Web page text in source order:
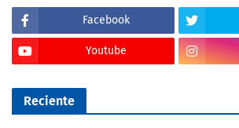
Facebook
Youtube
Reciente